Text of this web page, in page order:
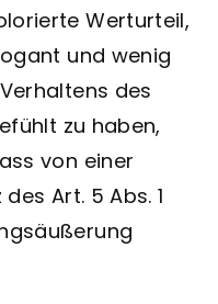
Werturteil,
und wenig
des
zu haben,
von einer
Art. 5 Abs. 1